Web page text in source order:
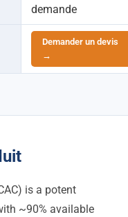
demande
Demander un devis
→
is a potent
~90% available